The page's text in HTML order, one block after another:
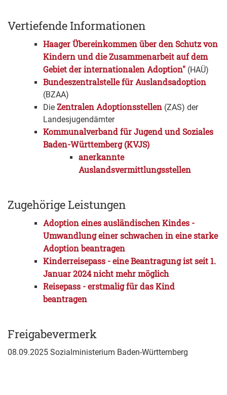
Vertiefende Informationen
Haager Übereinkommen über den Schutz von
Kindern und die Zusammenarbeit auf dem
Gebiet der internationalen Adoption" (HAÜ)
Bundeszentralstelle für Auslandsadoption
(BZAA)
Die Zentralen Adoptionsstellen (ZAS) der
Landesjugendämter
Kommunalverband für Jugend und Soziales
Baden-Württemberg (KVJS)
anerkannte
Auslandsvermittlungsstellen
Zugehörige Leistungen
Adoption eines ausländischen Kindes -
Umwandlung einer schwachen in eine starke
Adoption beantragen
Kinderreisepass - eine Beantragung ist seit 1.
Januar 2024 nicht mehr möglich
Reisepass - erstmalig für das Kind
beantragen
Freigabevermerk
08.09.2025 Sozialministerium Baden-Württemberg